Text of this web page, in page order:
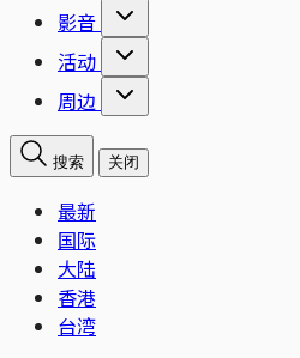
影音
活动
周边
搜索 关闭
最新
国际
大陆
香港
台湾